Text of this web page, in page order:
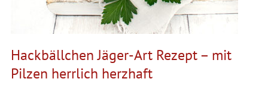
Hackbällchen Jäger-Art Rezept – mit
Pilzen herrlich herzhaft